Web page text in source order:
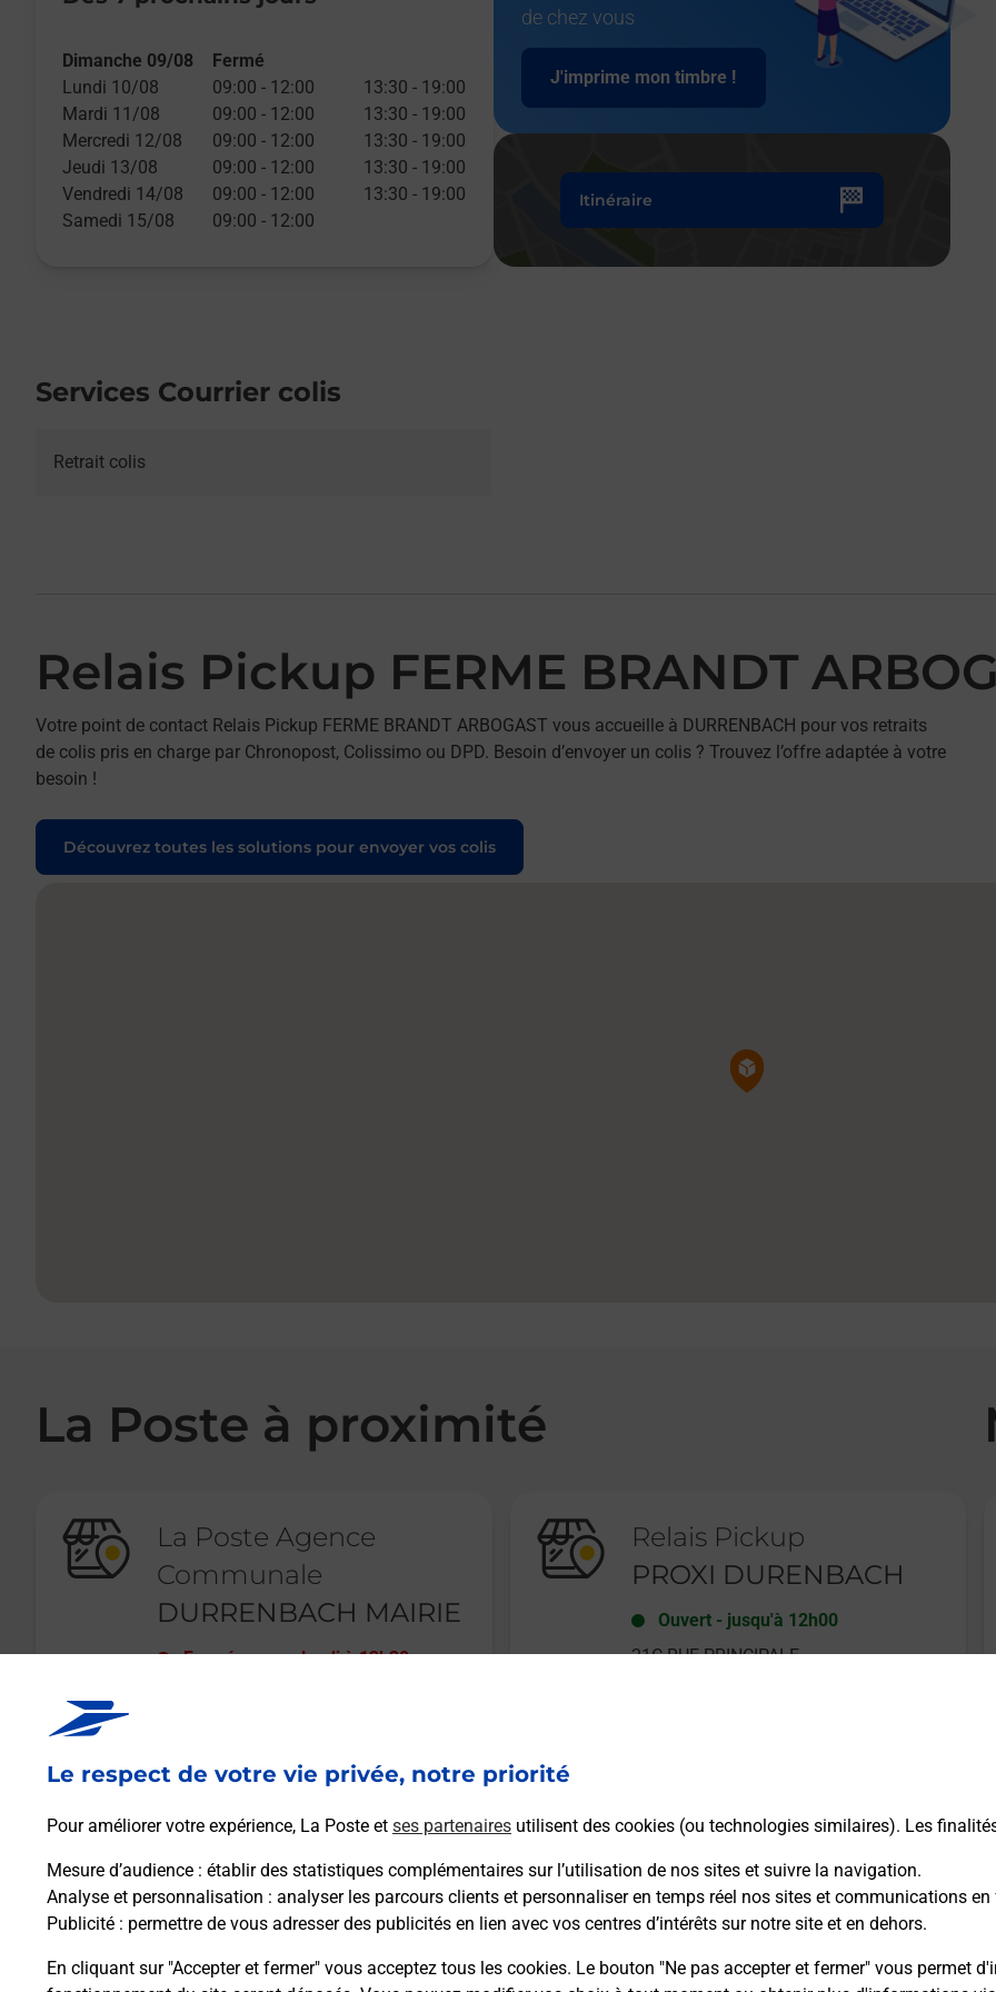
Le respect de votre vie privée, notre priorité
Pour améliorer votre expérience, La Poste et ses partenaires utilisent des cookies (ou technologies similaires). Les
Mesure d’audience : établir des statistiques complémentaires sur l’utilisation de nos sites et suivre la navigation.
Analyse et personnalisation : analyser les parcours clients et personnaliser en temps réel nos sites et communications
Publicité : permettre de vous adresser des publicités en lien avec vos centres d’intérêts sur notre site et en dehors.
En cliquant sur "Accepter et fermer" vous acceptez tous les cookies. Le bouton "Ne pas accepter et fermer" vous permet
Dimanche 09/08
Fermé
Lundi 10/08
09:00 - 12:00 13:30 - 19:00
Mardi 11/08
09:00 - 12:00 13:30 - 19:00
Mercredi 12/08
09:00 - 12:00 13:30 - 19:00
Jeudi 13/08
09:00 - 12:00 13:30 - 19:00
Vendredi 14/08
09:00 - 12:00 13:30 - 19:00
Samedi 15/08
09:00 - 12:00
de chez vous
J'imprime mon timbre !
Itinéraire
Services Courrier colis
Retrait colis
Relais Pickup FERME BRANDT
Votre point de contact Relais Pickup FERME BRANDT ARBOGAST vous accueille à DURRENBACH pour vos retraits
de colis pris en charge par Chronopost, Colissimo ou DPD. Besoin d’envoyer un colis ? Trouvez l’offre adaptée à votre
besoin !
Découvrez toutes les solutions pour envoyer vos colis
Pin de la carte
La Poste à proximité
La Poste Agence
Communale
DURRENBACH MAIRIE
Fermé-ouvre lundi à 13h30
En savoir plus
Relais Pickup
PROXI DURENBACH
Ouvert- jusqu'à 12h00
21C RUE PRINCIPALE